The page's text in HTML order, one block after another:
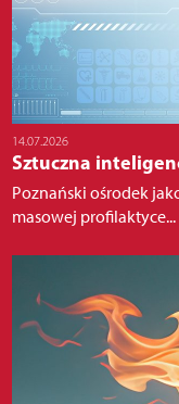
14.07.2026
Sztuczna
Poznański ośrodek
masowej profilaktyce...